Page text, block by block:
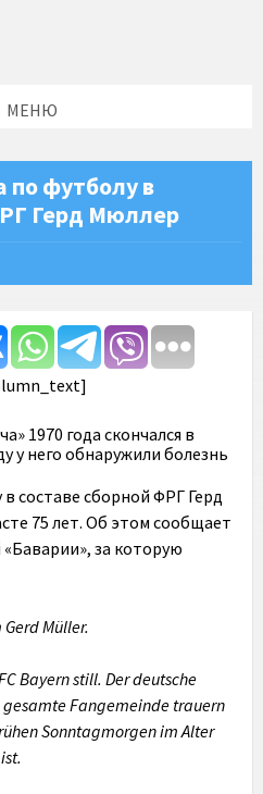
МЕНЮ
по футболу в
Герд Мюллер
1970 года скончался в
у него обнаружили болезнь
составе сборной ФРГ Герд
75 лет. Об этом сообщает
за которую
Müller.
Bayern still. Der deutsche
Fangemeinde trauern
Sonntagmorgen im Alter